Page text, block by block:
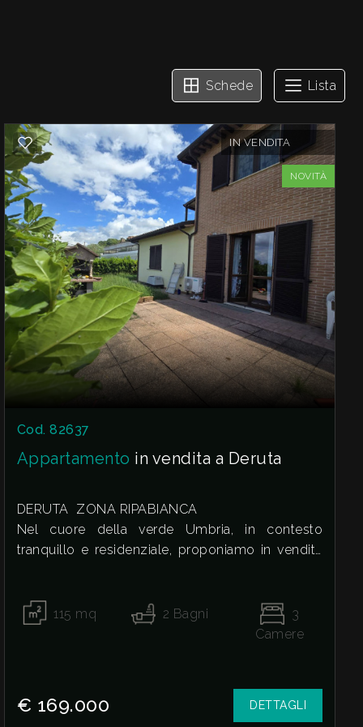
Schede Lista
IN VENDITA
NOVITÀ
Cod. 82637
Appartamento in vendita a Deruta
DERUTA  ZONA RIPABIANCA
Nel cuore della verde Umbria, in contesto
tranquillo e residenziale, proponiamo in vendita
sole tre unità abitative, soluzione ideale per chi
desidera privacy, comfort e qualità della vita.
spazio esterno curato e versatile, in parte
pavimentato e in parte adibito a verde, perfetto
115 mq 2 Bagni
3
Camere
€ 169.000 DETTAGLI